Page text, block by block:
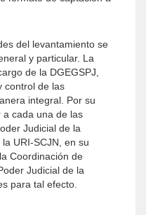
del levantamiento se
y particular. La
de la DGEGSPJ,
control de las
integral. Por su
a cada una de las
Judicial de la
URI-SCJN, en su
Coordinación de
Judicial de la
para tal efecto.